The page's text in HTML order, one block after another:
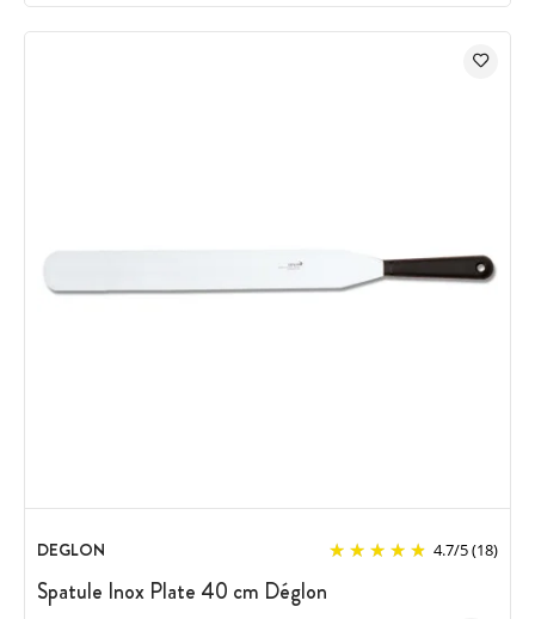
DEGLON 4.7/5(18)
Spatule Inox Plate 40 cm Déglon